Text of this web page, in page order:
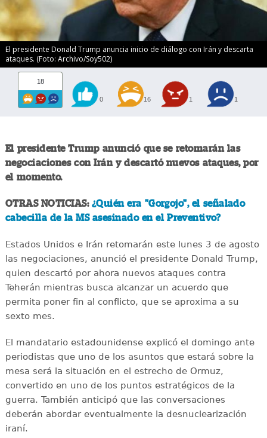
El presidente Donald Trump anuncia inicio de diálogo con Irán y descarta
ataques. (Foto: Archivo/Soy502)
18
0 16 1 1
El presidente Trump anunció que se retomarán las
negociaciones con Irán y descartó nuevos ataques, por
el momento.
OTRAS NOTICIAS: ¿Quién era "Gorgojo", el señalado
cabecilla de la MS asesinado en el Preventivo?
Estados Unidos e Irán retomarán este lunes 3 de agosto
las negociaciones, anunció el presidente Donald Trump,
quien descartó por ahora nuevos ataques contra
Teherán mientras busca alcanzar un acuerdo que
permita poner fin al conflicto, que se aproxima a su
sexto mes.
El mandatario estadounidense explicó el domingo ante
periodistas que uno de los asuntos que estará sobre la
mesa será la situación en el estrecho de Ormuz,
convertido en uno de los puntos estratégicos de la
guerra. También anticipó que las conversaciones
deberán abordar eventualmente la desnuclearización
iraní.